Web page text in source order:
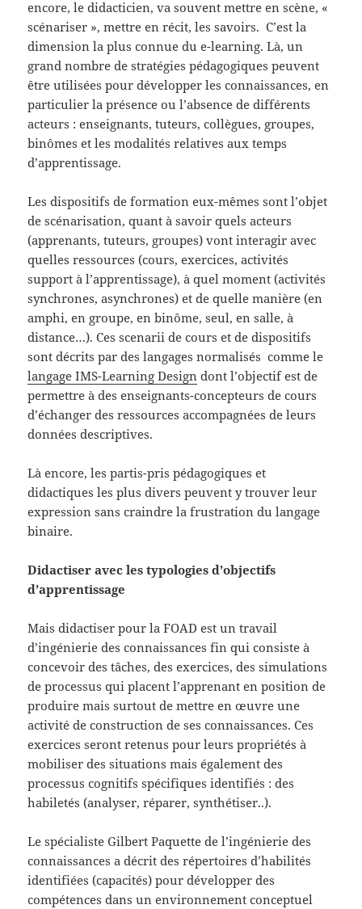
encore, le didacticien, va souvent mettre en scène, «
scénariser », mettre en récit, les savoirs. C’est la
dimension la plus connue du e-learning. Là, un
grand nombre de stratégies pédagogiques peuvent
être utilisées pour développer les connaissances, en
particulier la présence ou l’absence de différents
acteurs : enseignants, tuteurs, collègues, groupes,
binômes et les modalités relatives aux temps
d’apprentissage.
Les dispositifs de formation eux-mêmes sont l’objet
de scénarisation, quant à savoir quels acteurs
(apprenants, tuteurs, groupes) vont interagir avec
quelles ressources (cours, exercices, activités
support à l’apprentissage), à quel moment (activités
synchrones, asynchrones) et de quelle manière (en
amphi, en groupe, en binôme, seul, en salle, à
distance…). Ces scenarii de cours et de dispositifs
sont décrits par des langages normalisés comme le
langage IMS-Learning Design dont l’objectif est de
permettre à des enseignants-concepteurs de cours
d’échanger des ressources accompagnées de leurs
données descriptives.
Là encore, les partis-pris pédagogiques et
didactiques les plus divers peuvent y trouver leur
expression sans craindre la frustration du langage
binaire.
Didactiser avec les typologies d’objectifs
d’apprentissage
Mais didactiser pour la FOAD est un travail
d’ingénierie des connaissances fin qui consiste à
concevoir des tâches, des exercices, des simulations
de processus qui placent l’apprenant en position de
produire mais surtout de mettre en œuvre une
activité de construction de ses connaissances. Ces
exercices seront retenus pour leurs propriétés à
mobiliser des situations mais également des
processus cognitifs spécifiques identifiés : des
habiletés (analyser, réparer, synthétiser..).
Le spécialiste Gilbert Paquette de l’ingénierie des
connaissances a décrit des répertoires d’habilités
identifiées (capacités) pour développer des
compétences dans un environnement conceptuel